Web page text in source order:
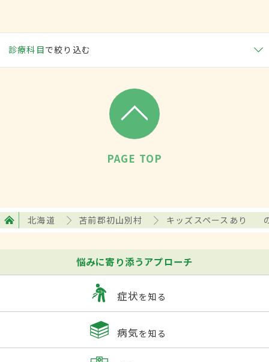
診療科目で絞り込む
PAGE TOP
北海道 苫前郡初山別村 キッズスペースあり
悩みに寄り添うアプローチ
症状を知る
病気を知る